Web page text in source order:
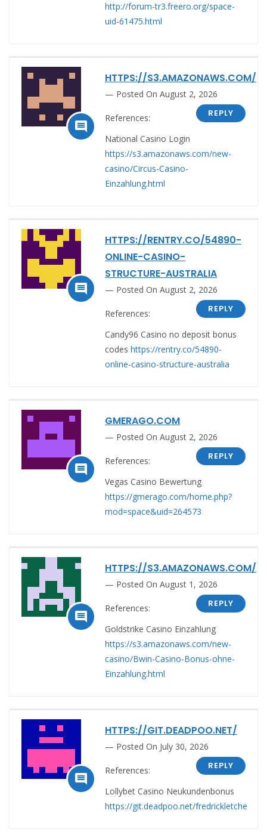
http://forum-tr3.freero.org/space-
uid-61475.html

HTTPS://S3.AMAZONAWS.COM/
Posted On August 2, 2026
REPLY
References:
National Casino Login
https://s3.amazonaws.com/new-
casino/Circus-Casino-
Einzahlung.html

HTTPS://RENTRY.CO/54890-
ONLINE-CASINO-
STRUCTURE-AUSTRALIA
Posted On August 2, 2026
REPLY
References:
Candy96 Casino no deposit bonus
codes https://rentry.co/54890-
online-casino-structure-australia

GMERAGO.COM
Posted On August 2, 2026
REPLY
References:
Vegas Casino Bewertung
https://gmerago.com/home.php?
mod=space&uid=264573

HTTPS://S3.AMAZONAWS.COM/
Posted On August 1, 2026
REPLY
References:
Goldstrike Casino Einzahlung
https://s3.amazonaws.com/new-
casino/Bwin-Casino-Bonus-ohne-
Einzahlung.html

HTTPS://GIT.DEADPOO.NET/
Posted On July 30, 2026
REPLY
References:
Lollybet Casino Neukundenbonus
https://git.deadpoo.net/fredrickletche